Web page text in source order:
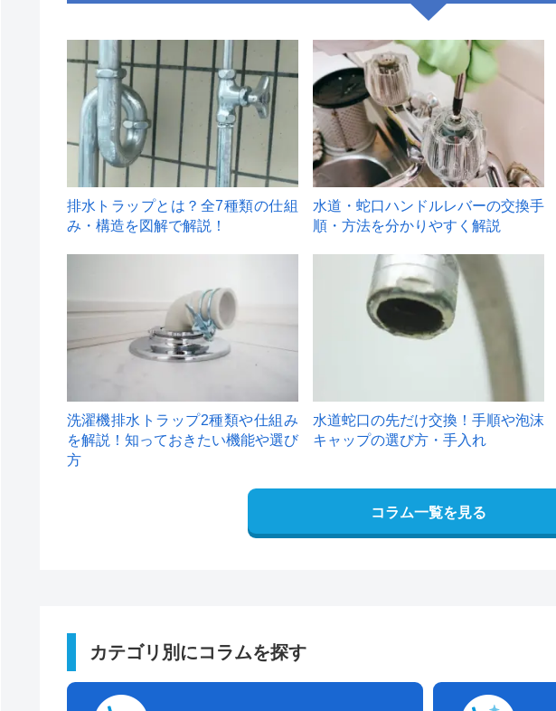
1
排水トラップとは？全7種類の仕組
み・構造を図解で解説！
2
水道・蛇口ハンドルレバーの交換手
順・方法を分かりやすく解説
洗濯機排水トラップ2種類や仕組み
を解説！知っておきたい機能や選び
方
水道蛇口の先だけ交換！手順や泡沫
キャップの選び方・手入れ
コラム一覧を見る
カテゴリ別にコラムを探す